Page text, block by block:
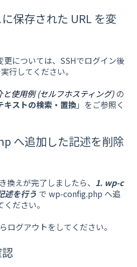
保存された URL を変
更については、SSHでログイン後
行してください。
と使用例 (セルフホスティング) の
キストの検索・置換」をご参照く
へ追加した記述を削除
換えが完了しましたら、 1. wp-c
述を行う で wp-config.php へ追
ださい。
ログアウトをしてください。